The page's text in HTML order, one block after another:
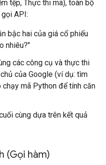
tệp, Thực thi mã), toàn bộ
API:
bậc hai của giá cổ phiếu
nhiêu?"
các công cụ và thực thi
của Google (ví dụ: tìm
mã Python để tính căn
cùng dựa trên kết quả
(Gọi hàm)